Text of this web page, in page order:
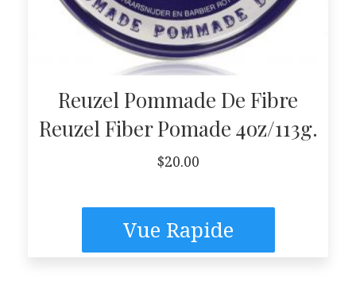
Reuzel Pommade De Fibre
Reuzel Fiber Pomade 4oz/113g.
$20.00
Vue Rapide